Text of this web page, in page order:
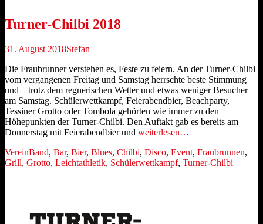
Turner-Chilbi 2018
Veröffentlicht
31. August 2018Autor
Stefan
Die Fraubrunner verstehen es, Feste zu feiern. An der Turner-Chilbi
vom vergangenen Freitag und Samstag herrschte beste Stimmung
und – trotz dem regnerischen Wetter und etwas weniger Besucher
am Samstag. Schülerwettkampf, Feierabendbier, Beachparty,
Tessiner Grotto oder Tombola gehörten wie immer zu den
Höhepunkten der Turner-Chilbi. Den Auftakt gab es bereits am
Donnerstag mit Feierabendbier und weiterlesen…
Kategorien
VereinSchlagworte
Band, Bar, Bier, Blues, Chilbi, Disco, Event, Fraubrunnen,
Grill, Grotto, Leichtathletik, Schülerwettkampf, Turner-Chilbi